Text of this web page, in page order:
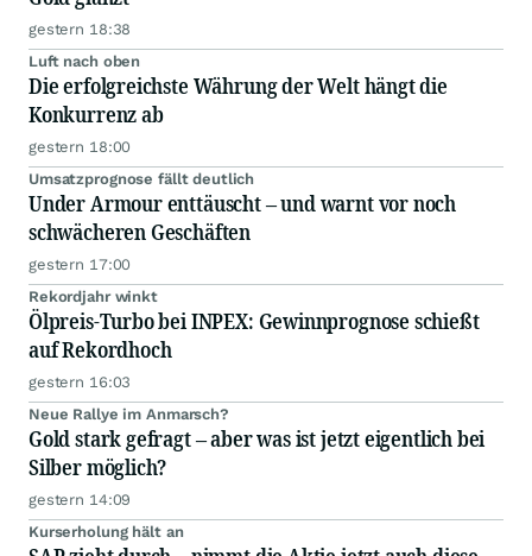
gestern 18:38
Luft nach oben
Die erfolgreichste Währung der Welt hängt die
Konkurrenz ab
gestern 18:00
Umsatzprognose fällt deutlich
Under Armour enttäuscht – und warnt vor noch
schwächeren Geschäften
gestern 17:00
Rekordjahr winkt
Ölpreis-Turbo bei INPEX: Gewinnprognose schießt
auf Rekordhoch
gestern 16:03
Neue Rallye im Anmarsch?
Gold stark gefragt – aber was ist jetzt eigentlich bei
Silber möglich?
gestern 14:09
Kurserholung hält an